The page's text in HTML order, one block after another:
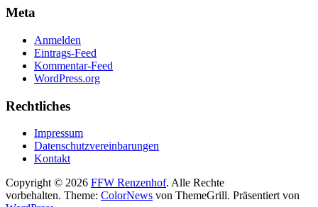
Meta
Anmelden
Eintrags-Feed
Kommentar-Feed
WordPress.org
Rechtliches
Impressum
Datenschutzvereinbarungen
Kontakt
Copyright © 2026 FFW Renzenhof. Alle Rechte
vorbehalten. Theme: ColorNews von ThemeGrill. Präsentiert von